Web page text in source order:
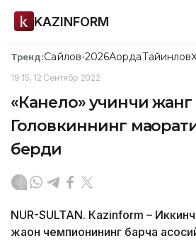
KAZINFORM
Тренд:Сайлов-2026АқордаТайинлов
19:15, 12 Сентябр 2022
«Канело» учинчи
Головкиннинг
берди
NUR-SULTAN. Кazinform –
жаҳон чемпионининг барча